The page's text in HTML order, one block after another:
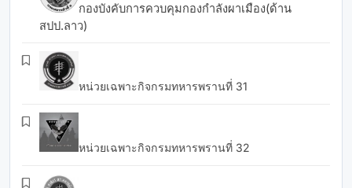
กองบังคับการควบคุมกองกำลังผาเมือง(ด้าน
สปป.ลาว)
หน่วยเฉพาะกิจกรมทหารพรานที่ 31
หน่วยเฉพาะกิจกรมทหารพรานที่ 32